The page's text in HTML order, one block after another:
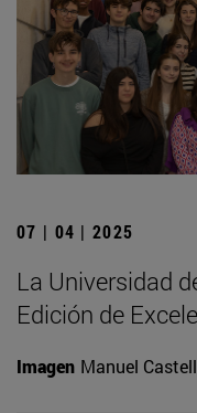
07 | 04 | 2025
La Universidad
Edición de
Imagen Manuel